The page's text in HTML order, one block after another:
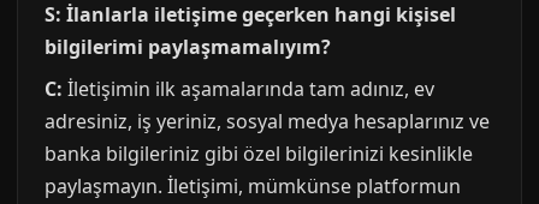
S: İlanlarla iletişime geçerken hangi kişisel
bilgilerimi paylaşmamalıyım?
C: İletişimin ilk aşamalarında tam adınız, ev
adresiniz, iş yeriniz, sosyal medya hesaplarınız ve
banka bilgileriniz gibi özel bilgilerinizi kesinlikle
paylaşmayın. İletişimi, mümkünse platformun